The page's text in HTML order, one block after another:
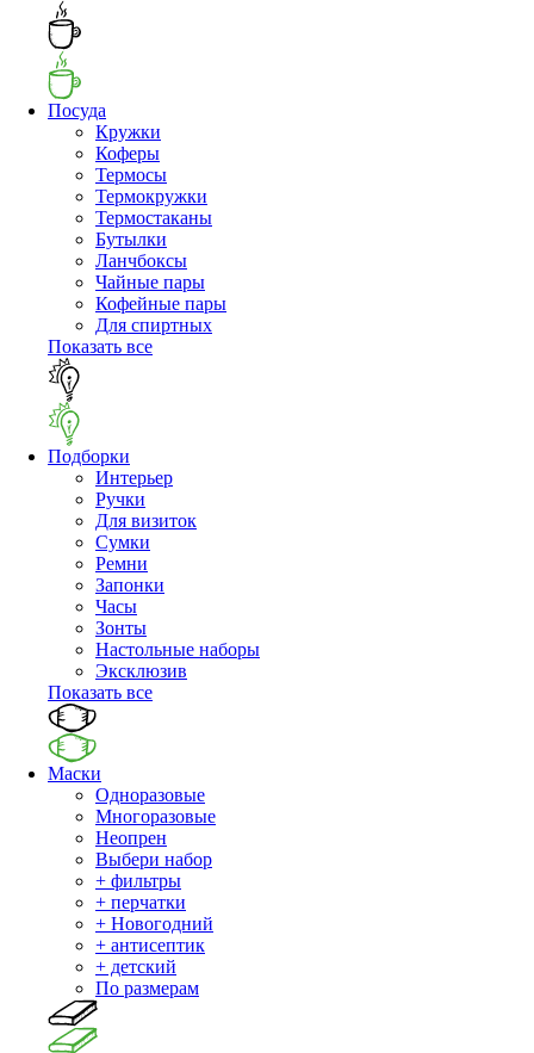
Посуда
Кружки
Коферы
Термосы
Термокружки
Термостаканы
Бутылки
Ланчбоксы
Чайные пары
Кофейные пары
Для спиртных
Показать все
Подборки
Интерьер
Ручки
Для визиток
Сумки
Ремни
Запонки
Часы
Зонты
Настольные наборы
Эксклюзив
Показать все
Маски
Одноразовые
Многоразовые
Неопрен
Выбери набор
+ фильтры
+ перчатки
+ Новогодний
+ антисептик
+ детский
По размерам